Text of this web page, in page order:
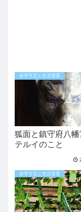
岩手方言と生活背景
狐面と鎮守府八幡
テルイのこと
岩手方言と生活背景